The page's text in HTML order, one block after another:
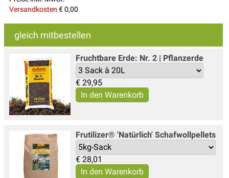
Versandkosten € 0,00
gleich mitbestellen
Fruchtbare Erde: Nr. 2 | Pflanzerde
€ 29,95
Frutilizer® 'Natürlich' Schafwollpellets
€ 28,01